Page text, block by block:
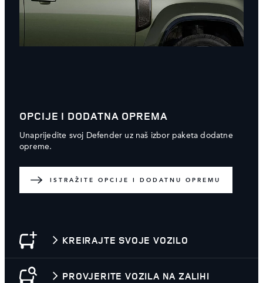
OPCIJE I DODATNA OPREMA
Unaprijedite svoj Defender uz naš izbor paketa dodatne
opreme.
ISTRAŽITE OPCIJE I DODATNU OPREMU
KREIRAJTE SVOJE VOZILO
PROVJERITE VOZILA NA ZALIHI